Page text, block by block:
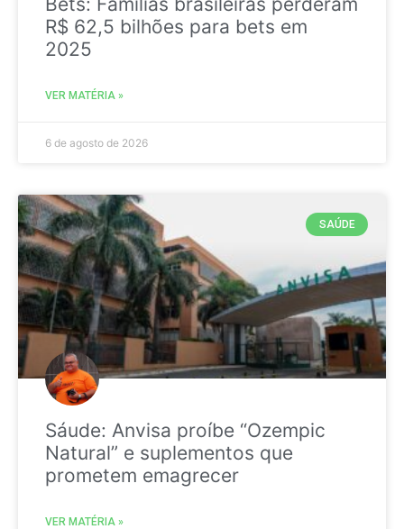
R$ 62,5 bilhões para bets em
2025
VER MATÉRIA »
6 de agosto de 2026
SAÚDE
Sáude: Anvisa proíbe “Ozempic
Natural” e suplementos que
prometem emagrecer
VER MATÉRIA »